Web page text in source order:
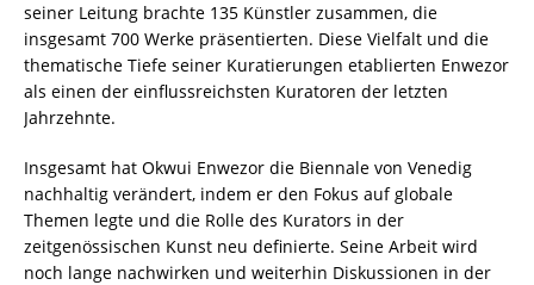
seiner Leitung brachte 135 Künstler zusammen, die
insgesamt 700 Werke präsentierten. Diese Vielfalt und die
thematische Tiefe seiner Kuratierungen etablierten Enwezor
als einen der einflussreichsten Kuratoren der letzten
Jahrzehnte.
Insgesamt hat Okwui Enwezor die Biennale von Venedig
nachhaltig verändert, indem er den Fokus auf globale
Themen legte und die Rolle des Kurators in der
zeitgenössischen Kunst neu definierte. Seine Arbeit wird
noch lange nachwirken und weiterhin Diskussionen in der